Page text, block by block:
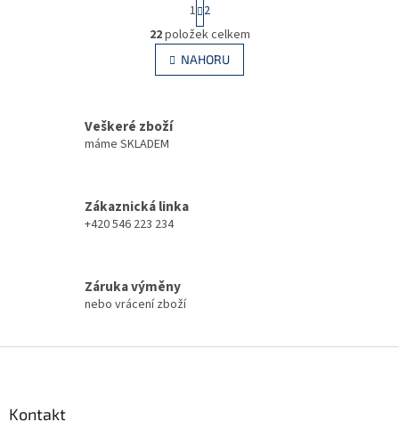
O
v
l
á
t
r
á
n
k
1 2
22položek celkem
NAHORU
Veškeré zboží
máme SKLADEM
Zákaznická linka
+420 546 223 234
Záruka výměny
nebo vrácení zboží
Kontakt